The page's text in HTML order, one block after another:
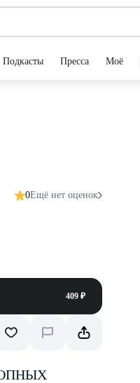
Подкасты Пресса Моё
0Ещё нет оценок
409 ₽